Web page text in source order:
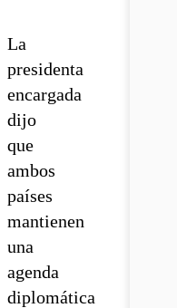
La
presidenta
encargada
dijo
que
ambos
países
mantienen
una
agenda
diplomática